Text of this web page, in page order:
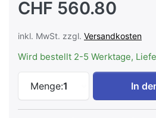
CHF 560.80
inkl. MwSt. zzgl. Versandkosten
Wird bestellt 2-5 Werktage,
Menge:1
V-ZUG
In